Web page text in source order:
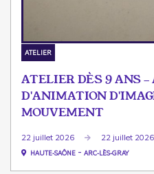
ATELIER
ATELIER DÈS 9 ANS -
D'ANIMATION
MOUVEMENT
22 juillet 2026 22 juillet 2026
HAUTE-SAÔNE - ARC-LÈS-GRAY